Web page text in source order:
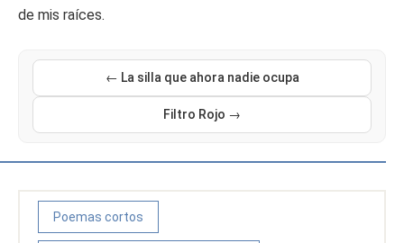
de mis raíces.
← La silla que ahora nadie ocupa
Filtro Rojo →
Poemas cortos